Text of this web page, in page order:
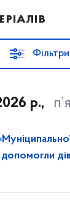
Фільтри
р.,